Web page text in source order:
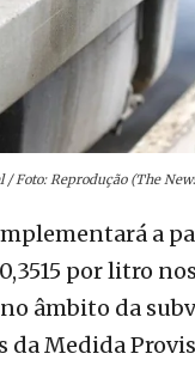
Foto: Reprodução (The
a
por litro
âmbito da
Medida